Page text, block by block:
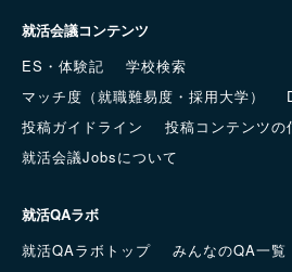
就活会議コンテンツ
ES・体験記
学校検索
マッチ度（就職難易度・採用大学）
投稿ガイドライン
投稿コンテンツ
就活会議Jobsについて
就活QAラボ
就活QAラボトップ
みんなのQA一覧